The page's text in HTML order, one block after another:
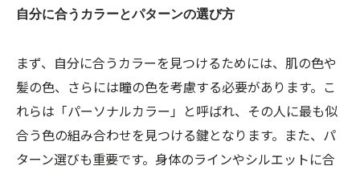
自分に合うカラーとパターンの選び方
まず、自分に合うカラーを見つけるためには、肌の色や
髪の色、さらには瞳の色を考慮する必要があります。こ
れらは「パーソナルカラー」と呼ばれ、その人に最も似
合う色の組み合わせを見つける鍵となります。また、パ
ターン選びも重要です。身体のラインやシルエットに合